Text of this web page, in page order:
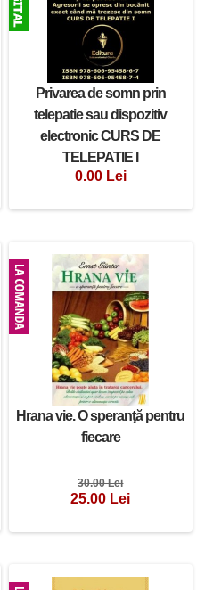
Privarea de somn prin
telepatie sau dispozitiv
electronic CURS DE
TELEPATIE I
0.00 Lei
Hrana vie. O speranţă pentru
fiecare
30.00 Lei
25.00 Lei